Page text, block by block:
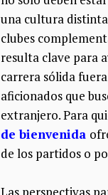
una cultura distinta
clubes
resulta clave para
carrera sólida
aficionados que
extranjero. Para
de bienvenida
de los partidos o